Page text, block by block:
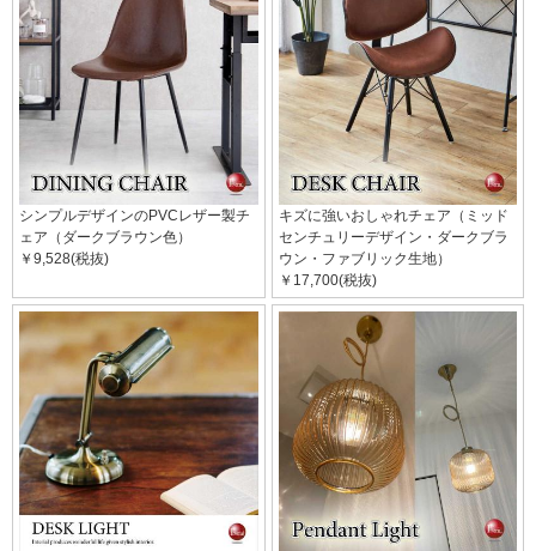
シンプルデザインのPVCレザー製チ
ェア（ダークブラウン色）
￥9,528(税抜)
キズに強いおしゃれチェア（ミッド
センチュリーデザイン・ダークブラ
ウン・ファブリック生地）
￥17,700(税抜)